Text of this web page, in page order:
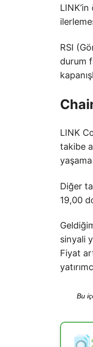
RSI
durum
LINK
takibe
Diğer
19,00
sinyali
Fiyat
Bu